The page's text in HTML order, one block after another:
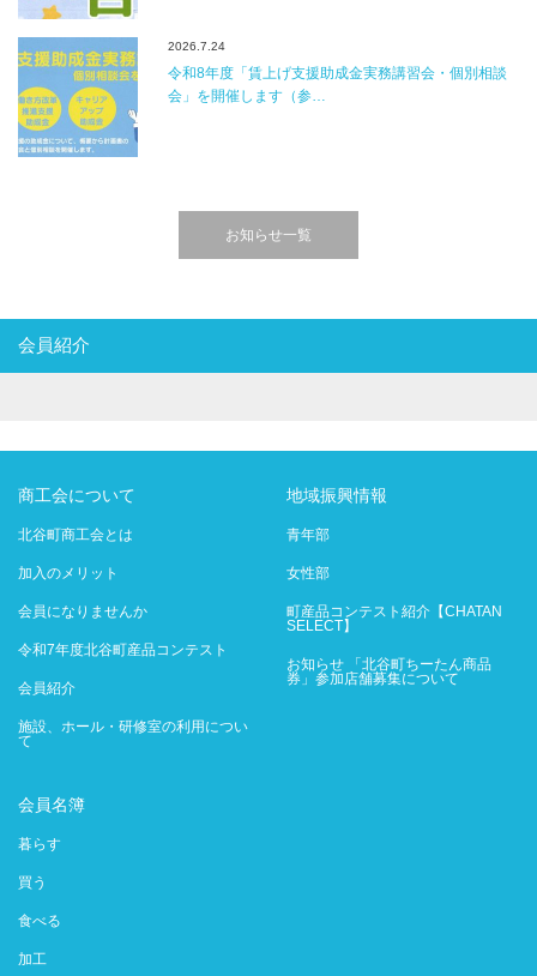
2026.7.24
令和8年度「賃上げ支援助成金実務講習会・個別相談
会」を開催します（参…
お知らせ一覧
会員紹介
商工会について
北谷町商工会とは
加入のメリット
会員になりませんか
令和7年度北谷町産品コンテスト
会員紹介
施設、ホール・研修室の利用につい
て
地域振興情報
青年部
女性部
町産品コンテスト紹介【CHATAN
SELECT】
お知らせ 「北谷町ちーたん商品
券」参加店舗募集について
会員名簿
暮らす
買う
食べる
加工